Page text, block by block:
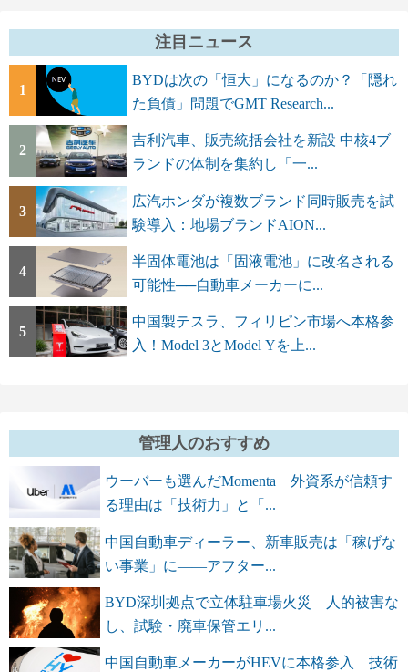
注目ニュース
1
BYDは次の「恒大」になるのか？「隠れ
た負債」問題でGMT Research...
2
吉利汽車、販売統括会社を新設 中核4ブ
ランドの体制を集約し「一...
3
広汽ホンダが複数ブランド同時販売を試
験導入：地場ブランドAION...
4
半固体電池は「固液電池」に改名される
可能性──自動車メーカーに...
5
中国製テスラ、フィリピン市場へ本格参
入！Model 3とModel Yを上...
管理人のおすすめ
ウーバーも選んだMomenta 外資系が信頼す
る理由は「技術力」と「...
中国自動車ディーラー、新車販売は「稼げな
い事業」に――アフター...
BYD深圳拠点で立体駐車場火災 人的被害な
し、試験・廃車保管エリ...
中国自動車メーカーがHEVに本格参入 技術